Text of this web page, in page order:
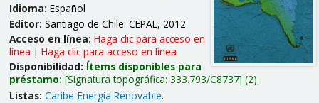
Idioma: Español
Editor: Santiago de Chile: CEPAL, 2012
Acceso en línea: Haga clic para acceso en
línea | Haga clic para acceso en línea
Disponibilidad: Ítems disponibles para
préstamo: Signatura topográfica: 333.793/C8737 (2).
Listas: Caribe-Energía Renovable.